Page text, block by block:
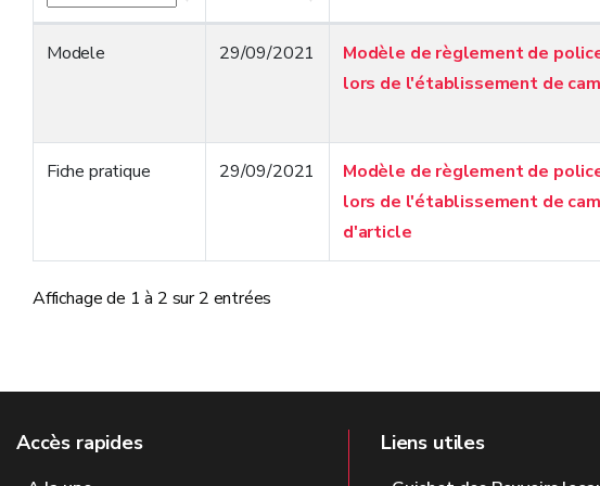
Modele 29/09/2021
Modèle de règlement de
lors de l'établissement de
Fiche pratique 29/09/2021
Modèle de règlement de
lors de l'établissement de
d'article
Affichage de 1 à 2 sur 2 entrées
Accès rapides Liens utiles